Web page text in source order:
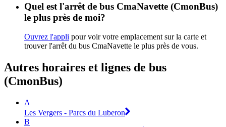
Quel est l'arrêt de bus CmaNavette (CmonBus)
le plus près de moi?
Ouvrez l'appli pour voir votre emplacement sur la carte et
trouver l'arrêt du bus CmaNavette le plus près de vous.
Autres horaires et lignes de bus
(CmonBus)
A
Les Vergers - Parcs du Luberon
B